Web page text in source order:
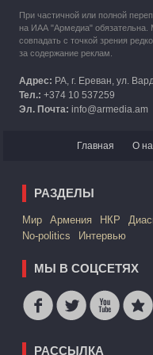
При частичной или полной
на ИАА "Армедиа" обязательна.
совпадать с точкой зрения
за содержание реклам.
Адрес: РА, г. Ереван, ул.
Тел.: +374 10 537259
Эл. Почта: info@armedia.am
Главная О
РАЗДЕЛЫ
Mир Армения НКР
No-politics
Интервью
МЫ В СОЦСЕТЯХ
РАССЫЛКА